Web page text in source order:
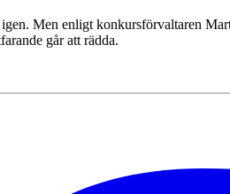
Men enligt konkursförvaltaren
går att rädda.